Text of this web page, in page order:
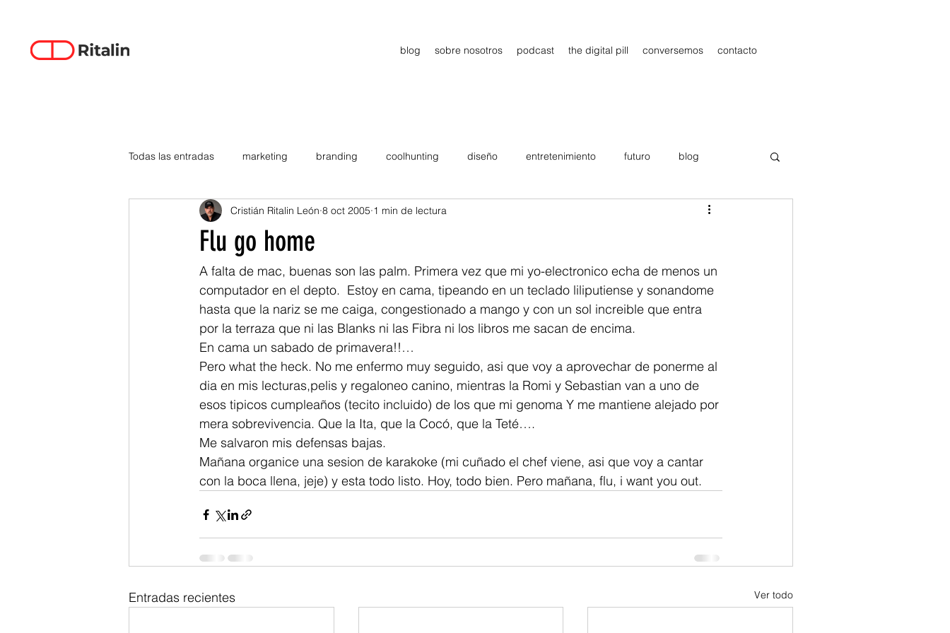
blog sobre nosotros podcast the digital pill conversemos contacto
Todas las entradas marketing branding coolhunting diseño entretenimiento futuro blog
data-driven creativity emprendimiento estrategia Publicidad
smartphones tecnología Viajes tendencias Wow B2B Showcase
Flu go home
Cristián Ritalin León 8 oct 2005 1 min de lectura
A falta de mac, buenas son las palm. Primera vez que mi yo-electronico echa de menos un
computador en el depto.  Estoy en cama, tipeando en un teclado liliputiense y sonandome
hasta que la nariz se me caiga, congestionado a mango y con un sol increible que entra
por la terraza que ni las Blanks ni las Fibra ni los libros me sacan de encima.
En cama un sabado de primavera!!…
Pero what the heck. No me enfermo muy seguido, asi que voy a aprovechar de ponerme al
dia en mis lecturas,pelis y regaloneo canino, mientras la Romi y Sebastian van a uno de
esos tipicos cumpleaños (tecito incluido) de los que mi genoma Y me mantiene alejado por
mera sobrevivencia. Que la Ita, que la Cocó, que la Teté….
Me salvaron mis defensas bajas.
Mañana organice una sesion de karakoke (mi cuñado el chef viene, asi que voy a cantar
con la boca llena, jeje) y esta todo listo. Hoy, todo bien. Pero mañana, flu, i want you out.
Entradas recientes Ver todo